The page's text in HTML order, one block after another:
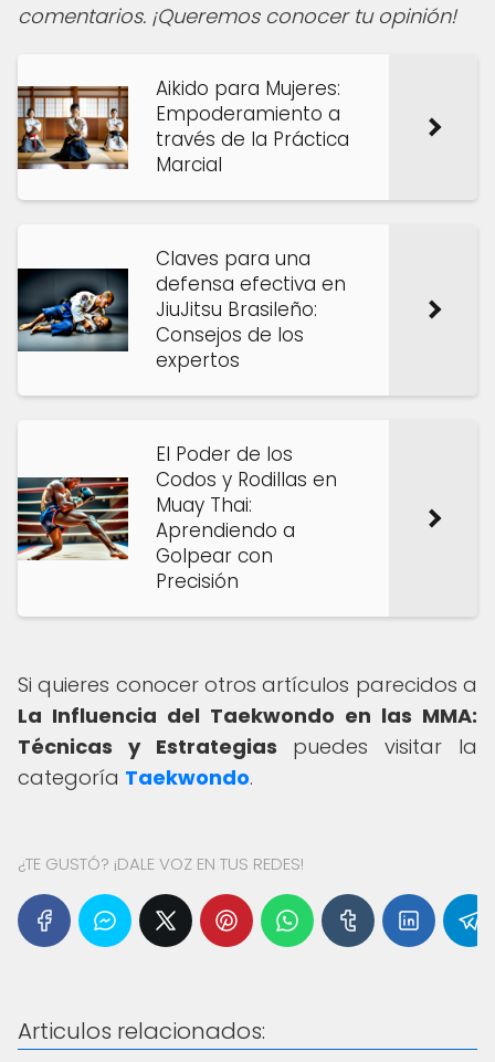
comentarios. ¡Queremos conocer tu opinión!
Aikido para Mujeres:
Empoderamiento a
través de la Práctica
Marcial
Claves para una
defensa efectiva en
JiuJitsu Brasileño:
Consejos de los
expertos
El Poder de los
Codos y Rodillas en
Muay Thai:
Aprendiendo a
Golpear con
Precisión
Si quieres conocer otros artículos parecidos a
La Influencia del Taekwondo en las MMA:
Técnicas y Estrategias puedes visitar la
categoría Taekwondo.
¿TE GUSTÓ? ¡DALE VOZ EN TUS REDES!
Articulos relacionados: